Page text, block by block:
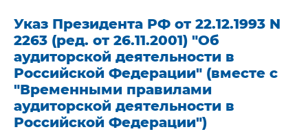
Указ Президента РФ от 22.12.1993 N
2263 (ред. от 26.11.2001) "Об
аудиторской деятельности в
Российской Федерации" (вместе с
"Временными правилами
аудиторской деятельности в
Российской Федерации")